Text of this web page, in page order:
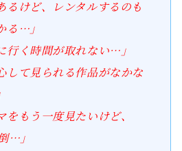
るけど、レンタルするのも
る…」
行く時間が取れない…」
して見られる作品がなかな
をもう一度見たいけど、
…」